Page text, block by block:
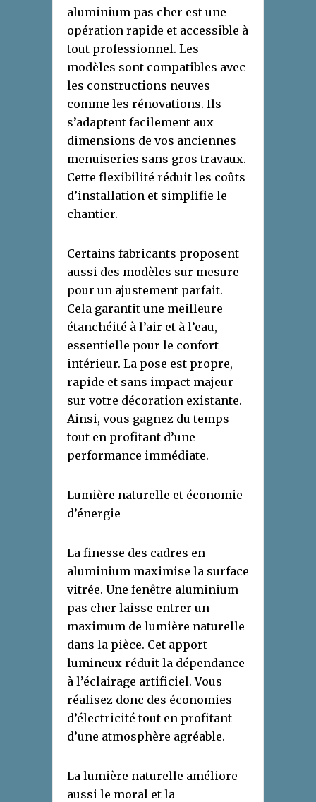
aluminium pas cher est une
opération rapide et accessible à
tout professionnel. Les
modèles sont compatibles avec
les constructions neuves
comme les rénovations. Ils
s’adaptent facilement aux
dimensions de vos anciennes
menuiseries sans gros travaux.
Cette flexibilité réduit les coûts
d’installation et simplifie le
chantier.
Certains fabricants proposent
aussi des modèles sur mesure
pour un ajustement parfait.
Cela garantit une meilleure
étanchéité à l’air et à l’eau,
essentielle pour le confort
intérieur. La pose est propre,
rapide et sans impact majeur
sur votre décoration existante.
Ainsi, vous gagnez du temps
tout en profitant d’une
performance immédiate.
Lumière naturelle et économie
d’énergie
La finesse des cadres en
aluminium maximise la surface
vitrée. Une fenêtre aluminium
pas cher laisse entrer un
maximum de lumière naturelle
dans la pièce. Cet apport
lumineux réduit la dépendance
à l’éclairage artificiel. Vous
réalisez donc des économies
d’électricité tout en profitant
d’une atmosphère agréable.
La lumière naturelle améliore
aussi le moral et la